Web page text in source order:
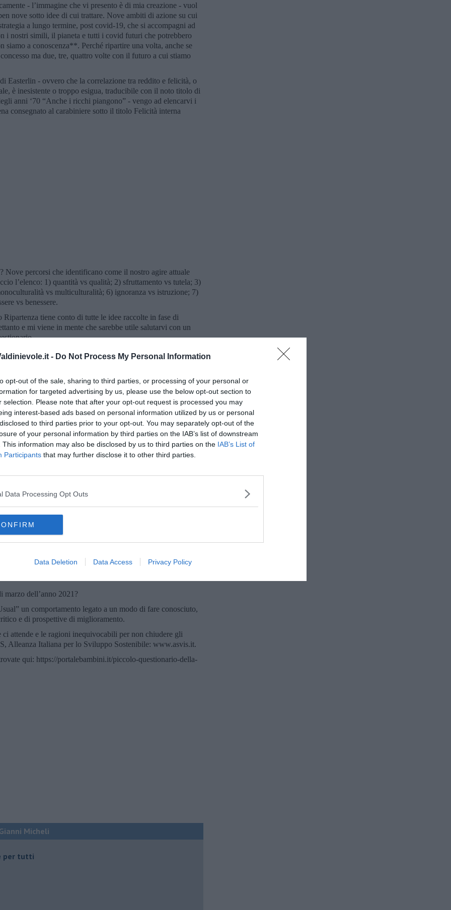
- Do Not Process My Personal Information
opt-out of the sale, sharing to third parties, or processing of your personal or
for targeted advertising by us, please use the below opt-out section to
selection. Please note that after your opt-out request is processed you may
interest-based ads based on personal information utilized by us or personal
to third parties prior to your opt-out. You may separately opt-out of the
of your personal information by third parties on the IAB’s list of downstream
This information may also be disclosed by us to third parties on the IAB’s List of
Participants that may further disclose it to other third parties.
Data Processing Opt Outs
Data Deletion Data Access Privacy Policy
- l’immagine che vi presento è di mia creazione - vuol
nove sotto idee di cui trattare. Nove ambiti di azione su cui
a lungo termine, post covid-19, che si accompagni ad
i nostri simili, il pianeta e tutti i covid futuri che potrebbero
siamo a conoscenza**. Perché ripartire una volta, anche se
ma due, tre, quattro volte con il futuro a cui stiamo
Easterlin - ovvero che la correlazione tra reddito e felicità, o
è inesistente o troppo esigua, traducibile con il noto titolo di
anni ‘70 “Anche i ricchi piangono” - vengo ad elencarvi i
consegnato al carabiniere sotto il titolo Felicità interna
Nove percorsi che identificano come il nostro agire attuale
l’elenco: 1) quantità vs qualità; 2) sfruttamento vs tutela; 3)
vs multiculturalità; 6) ignoranza vs istruzione; 7)
vs benessere.
tiene conto di tutte le idee raccolte in fase di
e mi viene in mente che sarebbe utile salutarvi con un
In base alla Satisfaction With Life Scale (SWLS) vi
non sono per nulla d’accordo; 7 = sono del tutto d’accordo)
calcolare il punteggio medio dividendo per 5 la somma dei
vostro grado di felicità.
all’ideale.
nella vita.
cambierei praticamente nulla.
specifici nella SWLS riportavano i seguenti dati:
marzo dell’anno 2021?
un comportamento legato a un modo di fare conosciuto,
e di prospettive di miglioramento.
attende e le ragioni inequivocabili per non chiudere gli
Alleanza Italiana per lo Sviluppo Sostenibile: www.asvis.it.
qui: https://portalebambini.it/piccolo-questionario-della-
Micheli
per tutti